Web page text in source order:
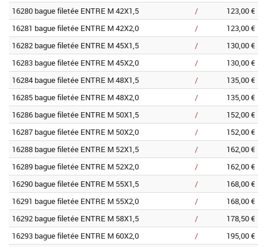
16280 bague filetée ENTRE M 42X1,5
/
123,00 €
16281 bague filetée ENTRE M 42X2,0
/
123,00 €
16282 bague filetée ENTRE M 45X1,5
/
130,00 €
16283 bague filetée ENTRE M 45X2,0
/
130,00 €
16284 bague filetée ENTRE M 48X1,5
/
135,00 €
16285 bague filetée ENTRE M 48X2,0
/
135,00 €
16286 bague filetée ENTRE M 50X1,5
/
152,00 €
16287 bague filetée ENTRE M 50X2,0
/
152,00 €
16288 bague filetée ENTRE M 52X1,5
/
162,00 €
16289 bague filetée ENTRE M 52X2,0
/
162,00 €
16290 bague filetée ENTRE M 55X1,5
/
168,00 €
16291 bague filetée ENTRE M 55X2,0
/
168,00 €
16292 bague filetée ENTRE M 58X1,5
/
178,50 €
16293 bague filetée ENTRE M 60X2,0
/
195,00 €